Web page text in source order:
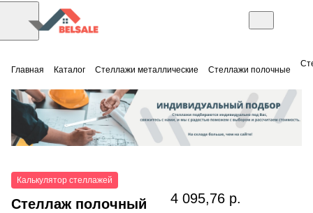
Главная Каталог Стеллажи металлические Стеллажи полочные
Калькулятор стеллажей
Стеллаж полочный
4 095,76 р.